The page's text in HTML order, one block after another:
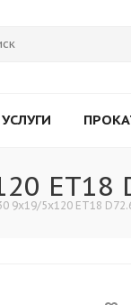
УСЛУГИ
ET18
9x19/5x120 ET18